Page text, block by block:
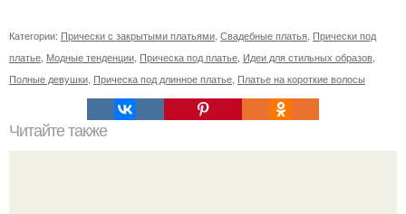
Категории: Прически с закрытыми платьями Свадебные платья Прически под
платье Модные тенденции Прическа под платье Идеи для стильных образов
Полные девушки Прическа под длинное платье Платье на короткие волосы
Читайте также